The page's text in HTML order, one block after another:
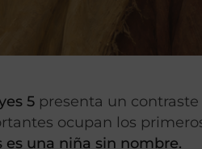
5 presenta un
ocupan los
una niña sin nombre.